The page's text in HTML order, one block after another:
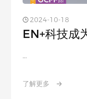
2024-10-18
EN+科技成
...
了解更多